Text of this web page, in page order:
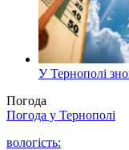
У Тернополі
Погода
Погода у Тернополі
вологість: